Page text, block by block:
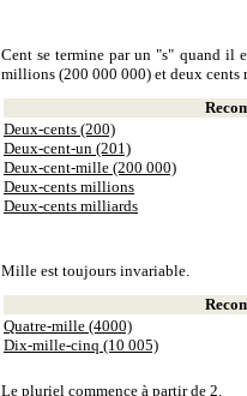
Cent se termine par un "s" quand il
millions (200 000 000) et deux
Deux-cents (200)
Deux-cent-un (201)
Deux-cent-mille (200 000)
Deux-cents millions
Deux-cents milliards
Mille est toujours invariable.
Quatre-mille (4000)
Dix-mille-cinq (10 005)
Le pluriel commence à partir de 2.